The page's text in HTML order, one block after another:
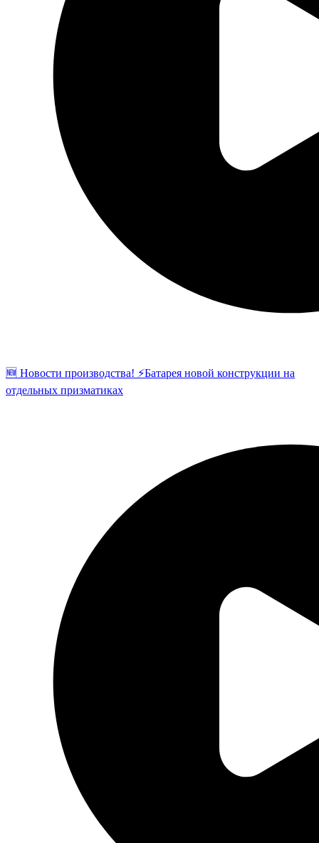
🆕 Новости производства! ⚡️Батарея новой конструкции на
отдельных призматиках